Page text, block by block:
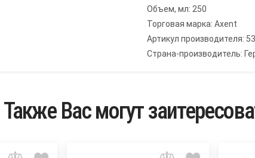
Объем, мл: 250
Торговая марка: Axent
Артикул производителя:
Страна-производитель:
Также Вас могут